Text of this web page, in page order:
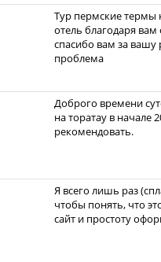
Тур пермские термы
отель благодаря
спасибо вам за
проблема
Доброго времени
на торатау в начале
рекомендовать.
Я всего лишь раз
чтобы понять, что
сайт и простоту